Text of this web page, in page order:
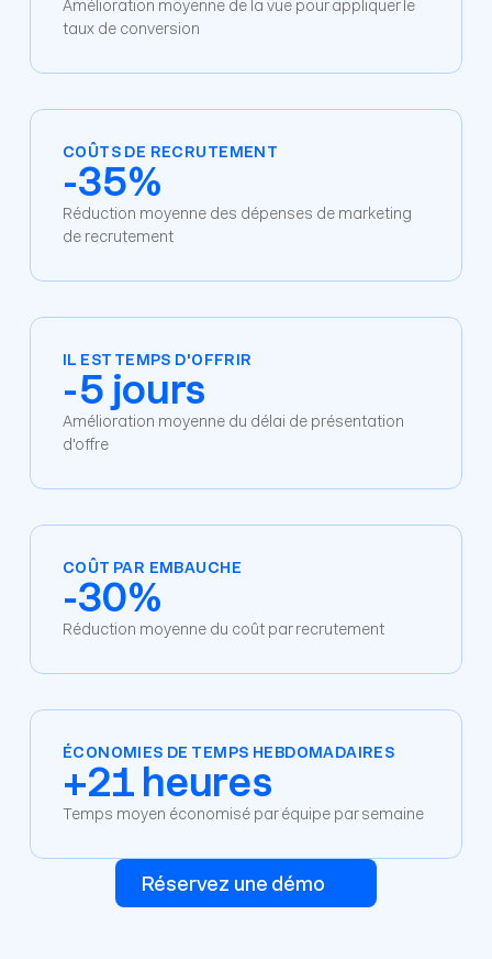
Amélioration moyenne de la vue pour appliquer le
taux de conversion
COÛTS DE RECRUTEMENT
-35%
Réduction moyenne des dépenses de marketing
de recrutement
IL EST TEMPS D'OFFRIR
-5 jours
Amélioration moyenne du délai de présentation
d'offre
COÛT PAR EMBAUCHE
-30%
Réduction moyenne du coût par recrutement
ÉCONOMIES DE TEMPS HEBDOMADAIRES
+21 heures
Temps moyen économisé par équipe par semaine
Réservez une démo